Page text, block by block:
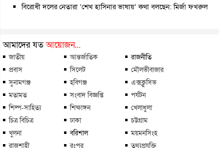
বিরোধী দলের নেতারা ‘শেখ হাসিনার ভাষায়’ কথা বলছেন: মির্জা ফখরুল
আমাদের যতআয়োজন...
জাতীয় আন্তর্জাতিক
রাজনীতি
প্রবাস
সিলেট
মৌলভীবাজার
সুনামগঞ্জ
হবিগঞ্জ
এক্সক্লুসিভ
মতামত
সংবাদ বিজ্ঞপ্তি
পর্যটন
শিল্প-সাহিত্য
শিক্ষাঙ্গন
খেলাধুলা
চিত্র বিচিত্র
ঢাকা
চট্টগ্রাম
খুলনা
বরিশাল
ময়মনসিংহ
রাজশাহী
রংপুর তথ্যপ্রযুক্তি